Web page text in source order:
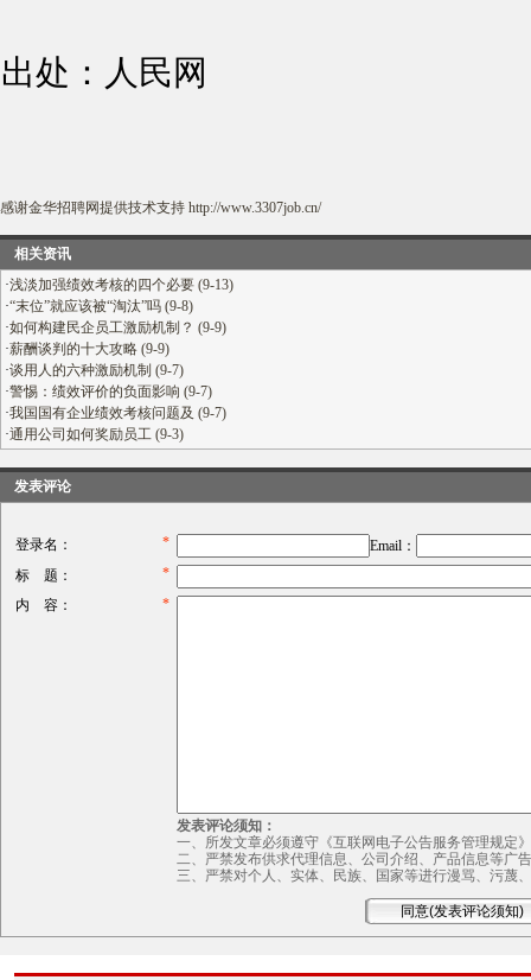
出处：人民网
感谢金华招聘网提供技术支持 http://www.3307job.cn/
相关资讯
·浅淡加强绩效考核的四个必要 (9-13)
·“末位”就应该被“淘汰”吗 (9-8)
·如何构建民企员工激励机制？ (9-9)
·薪酬谈判的十大攻略 (9-9)
·谈用人的六种激励机制 (9-7)
·警惕：绩效评价的负面影响 (9-7)
·我国国有企业绩效考核问题及 (9-7)
·通用公司如何奖励员工 (9-3)
发表评论
登录名： *
Email：
标 题：
*
内 容：
*
发表评论须知：
一、所发文章必须遵守《互联网电子公告服务管理规定
二、严禁发布供求代理信息、公司介绍、产品信息等广
三、严禁对个人、实体、民族、国家等进行漫骂、污蔑